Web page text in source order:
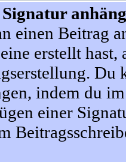
einen Beitrag
erstellt
Du
indem du
einer